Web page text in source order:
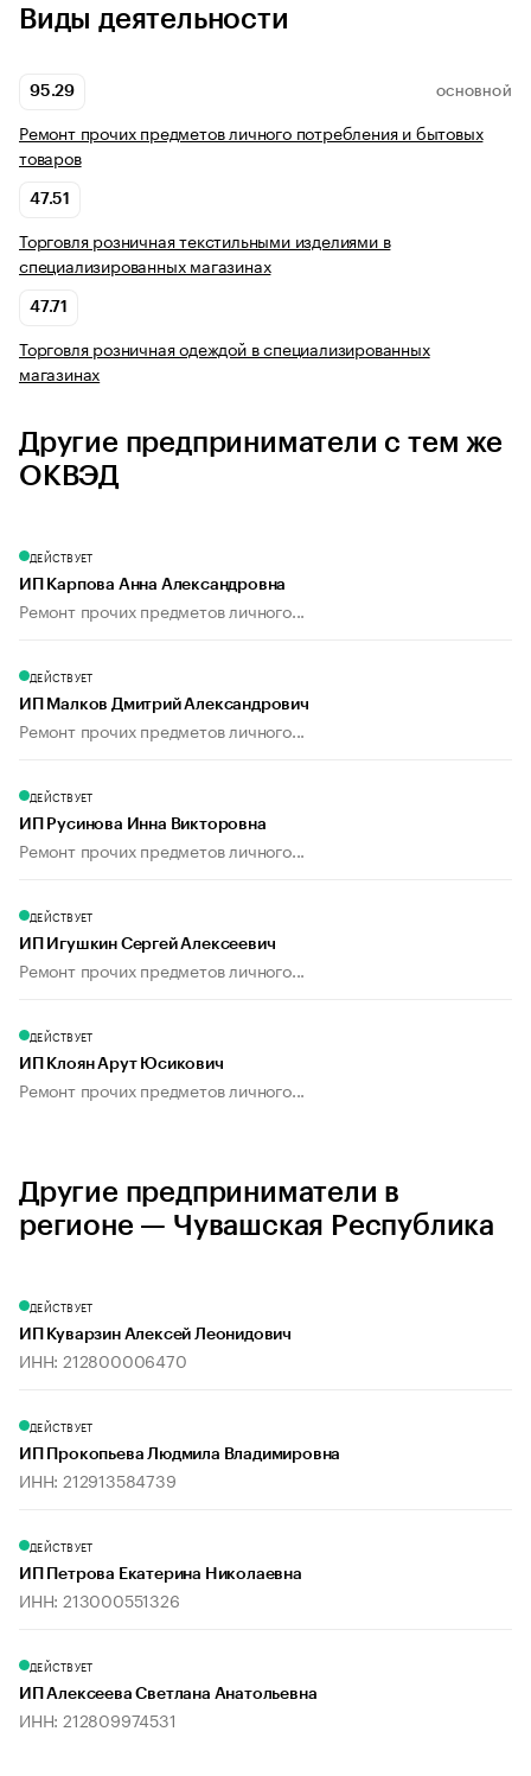
Виды деятельности
95.29 ОСНОВНОЙ
Ремонт прочих предметов личного потребления и бытовых
товаров
47.51
Торговля розничная текстильными изделиями в
специализированных магазинах
47.71
Торговля розничная одеждой в специализированных
магазинах
Другие предприниматели с тем же
ОКВЭД
ДЕЙСТВУЕТ
ИП Карпова Анна Александровна
Ремонт прочих предметов личного...
ДЕЙСТВУЕТ
ИП Малков Дмитрий Александрович
Ремонт прочих предметов личного...
ДЕЙСТВУЕТ
ИП Русинова Инна Викторовна
Ремонт прочих предметов личного...
ДЕЙСТВУЕТ
ИП Игушкин Сергей Алексеевич
Ремонт прочих предметов личного...
ДЕЙСТВУЕТ
ИП Клоян Арут Юсикович
Ремонт прочих предметов личного...
Другие предприниматели в
регионе — Чувашская Республика
ДЕЙСТВУЕТ
ИП Куварзин Алексей Леонидович
ИНН: 212800006470
ДЕЙСТВУЕТ
ИП Прокопьева Людмила Владимировна
ИНН: 212913584739
ДЕЙСТВУЕТ
ИП Петрова Екатерина Николаевна
ИНН: 213000551326
ДЕЙСТВУЕТ
ИП Алексеева Светлана Анатольевна
ИНН: 212809974531